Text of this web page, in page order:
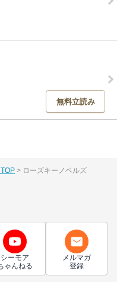
無料立読み
ローズキーノベルズ
シーモア
ゃんねる
メルマガ
登録